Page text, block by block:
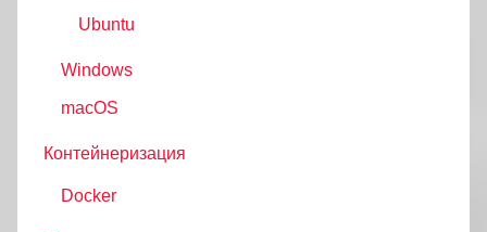
Ubuntu
Windows
macOS
Контейнеризация
Docker